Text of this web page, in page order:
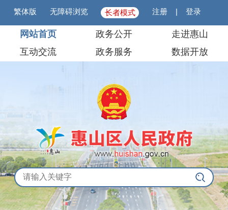
繁体版 无障碍浏览 长者模式 注册 |登录
网站首页 政务公开
走进惠山
互动交流
政务服务 数据开放